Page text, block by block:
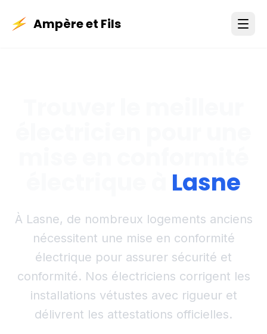
Ampère et Fils
Lasne
À Lasne, de nombreux logements anciens
nécessitent une mise en conformité
électrique pour assurer sécurité et
conformité. Nos électriciens corrigent les
installations vétustes avec rigueur et
délivrent les attestations officielles.